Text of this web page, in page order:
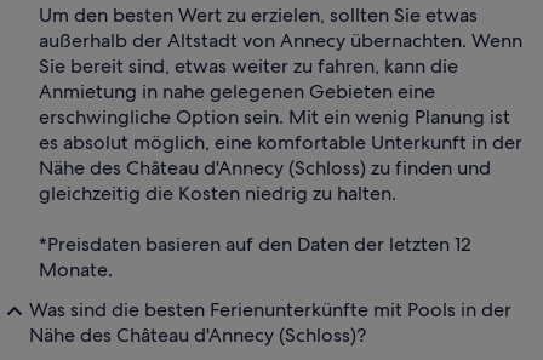
Um den besten Wert zu erzielen, sollten Sie etwas
außerhalb der Altstadt von Annecy übernachten. Wenn
Sie bereit sind, etwas weiter zu fahren, kann die
Anmietung in nahe gelegenen Gebieten eine
erschwingliche Option sein. Mit ein wenig Planung ist
es absolut möglich, eine komfortable Unterkunft in der
Nähe des Château d'Annecy (Schloss) zu finden und
gleichzeitig die Kosten niedrig zu halten.
*Preisdaten basieren auf den Daten der letzten 12
Monate.
Was sind die besten Ferienunterkünfte mit Pools in der
Nähe des Château d'Annecy (Schloss)?